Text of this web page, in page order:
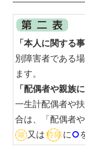
「本人に関する
別障害者である場
ます。
「配偶者や親族
一生計配偶者や
合は、「配偶者
又は
に○